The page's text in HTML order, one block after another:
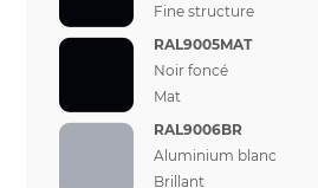
Fine structure
RAL9005MAT
Noir foncé
Mat
RAL9006BR
Aluminium blanc
Brillant